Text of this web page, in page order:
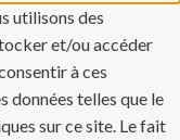
utilisons des
et/ou accéder
à ces
données telles que le
sur ce site. Le fait